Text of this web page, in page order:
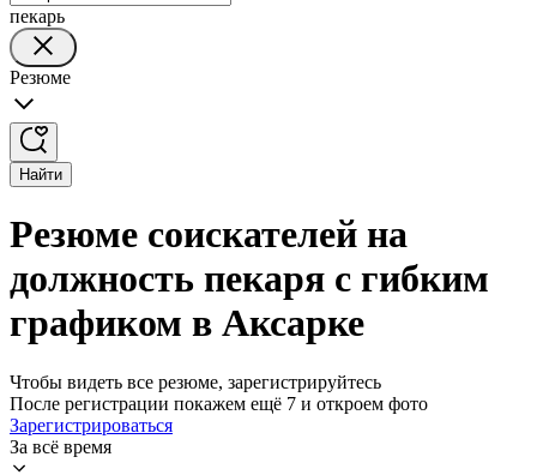
пекарь
Резюме
Найти
Резюме соискателей на
должность пекаря с гибким
графиком в Аксарке
Чтобы видеть все резюме, зарегистрируйтесь
После регистрации покажем ещё 7 и откроем фото
Зарегистрироваться
За всё время